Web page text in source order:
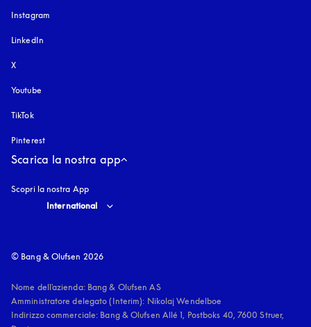
Instagram
LinkedIn
X
Youtube
TikTok
Pinterest
Scarica la nostra app
Scopri la nostra App
Select country and language
International
© Bang & Olufsen 2026
Nome dell'azienda: Bang & Olufsen AS
Amministratore delegato (Interim): Nikolaj Wendelboe
Indirizzo commerciale: Bang & Olufsen Allé 1, Postboks 40, 7600 Struer,